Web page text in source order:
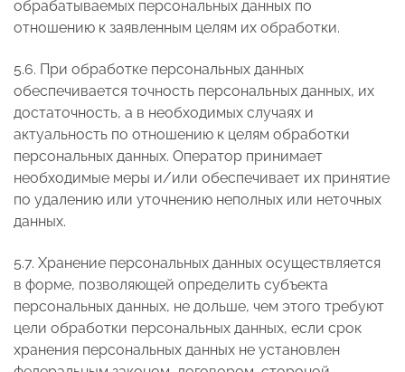
обрабатываемых персональных данных по
отношению к заявленным целям их обработки.
5.6. При обработке персональных данных
обеспечивается точность персональных данных, их
достаточность, а в необходимых случаях и
актуальность по отношению к целям обработки
персональных данных. Оператор принимает
необходимые меры и/или обеспечивает их принятие
по удалению или уточнению неполных или неточных
данных.
5.7. Хранение персональных данных осуществляется
в форме, позволяющей определить субъекта
персональных данных, не дольше, чем этого требуют
цели обработки персональных данных, если срок
хранения персональных данных не установлен